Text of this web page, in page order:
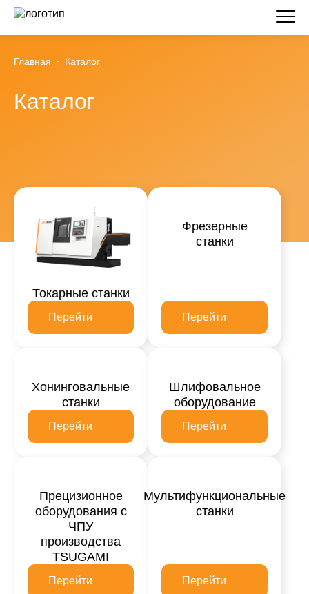
Главная Каталог
Каталог
Токарные станки
Перейти
Фрезерные
станки
Перейти
Хонинговальные
станки
Перейти
Шлифовальное
оборудование
Перейти
Прецизионное
оборудования с
ЧПУ
производства
TSUGAMI
Перейти
Мультифункциональные
станки
Перейти